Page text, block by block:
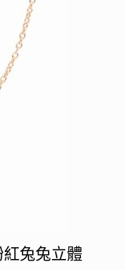
兔兔立體